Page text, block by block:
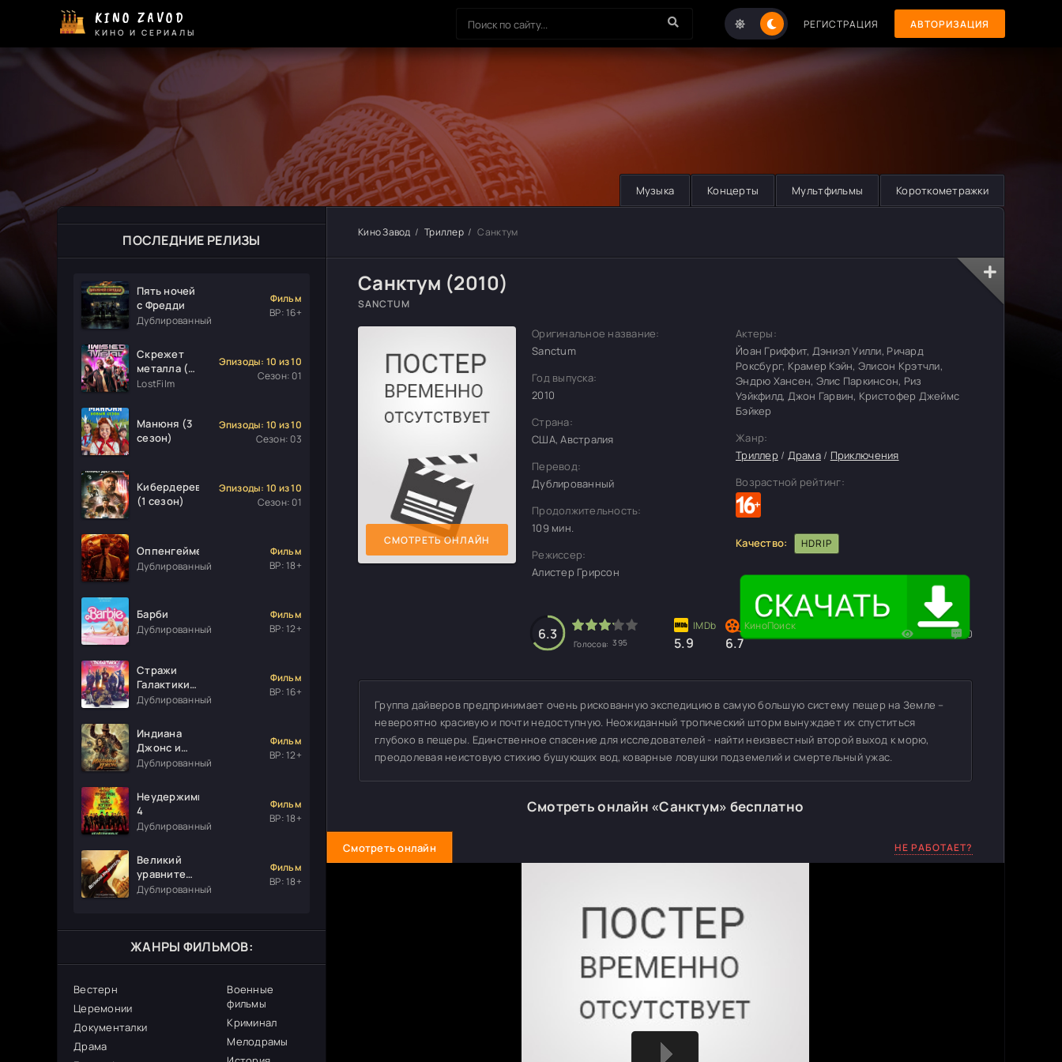
KINO ZAVOD
КИНО И СЕРИАЛЫ
РЕГИСТРАЦИЯ АВТОРИЗАЦИЯ
Музыка Концерты Мультфильмы Короткометражки
ПОСЛЕДНИЕ РЕЛИЗЫ
Пять ночей
с Фредди
Дублированный
Фильм
ВР: 16+
Скрежет
металла (1
сезон)
LostFilm
Эпизоды: 10 из 10
Сезон: 01
Манюня (3
сезон)
Эпизоды: 10 из 10
Сезон: 03
Кибердеревня
(1 сезон)
Эпизоды: 10 из 10
Сезон: 01
Оппенгеймер
Дублированный
Фильм
ВР: 18+
Барби
Дублированный
Фильм
ВР: 12+
Стражи
Галактики.
Часть 3
Дублированный
Фильм
ВР: 16+
Индиана
Джонс и
колесо
Дублированный
Фильм
ВР: 12+
Неудержимые
4
Дублированный
Фильм
ВР: 18+
Великий
уравнитель
3
Дублированный
Фильм
ВР: 18+
ЖАНРЫ ФИЛЬМОВ:
Вестерн
Церемонии
Документалки
Драма
Военные
фильмы
Криминал
Мелодрамы
Кино Завод Триллер Санктум
Санктум (2010)
SANCTUM
СМОТРЕТЬ ОНЛАЙН
Оригинальное название:
Sanctum
Год выпуска:
2010
Страна:
США, Австралия
Перевод:
Дублированный
Продолжительность:
109 мин.
Режиссер:
Алистер Грирсон
6.3
Голосов: 395 5.9 6.7
0
Актеры:
Йоан Гриффит, Дэниэл Уилли, Ричард
Роксбург, Крамер Кэйн, Элисон Крэтчли,
Эндрю Хансен, Элис Паркинсон, Риз
Уэйкфилд, Джон Гарвин, Кристофер Джеймс
Бэйкер
Жанр:
Триллер/ Драма/ Приключения
Возрастной рейтинг:
Качество: HDRIP
Группа дайверов предпринимает очень рискованную экспедицию в самую большую систему пещер на Земле –
невероятно красивую и почти недоступную. Неожиданный тропический шторм вынуждает их спуститься
глубоко в пещеры. Единственное спасение для исследователей - найти неизвестный второй выход к морю,
преодолевая неистовую стихию бушующих вод, коварные ловушки подземелий и смертельный ужас.
Смотреть онлайн «Санктум» бесплатно
Смотреть онлайн НЕ РАБОТАЕТ?